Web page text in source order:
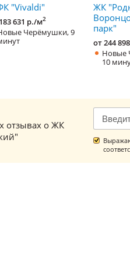
"Vivaldi"
631 р./м2
Черёмушки, 9
ЖК
парк"
от 244
Новые
10
отзывах о ЖК